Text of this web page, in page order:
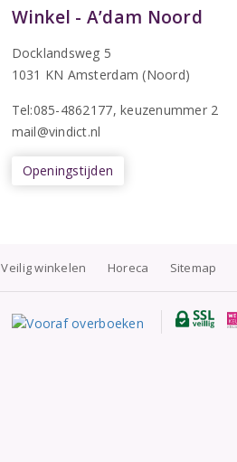
Winkel - A’dam Noord
Docklandsweg 5
1031 KN Amsterdam (Noord)
Tel:085-4862177, keuzenummer 2
mail@vindict.nl
Openingstijden
Veilig winkelen Horeca Sitemap